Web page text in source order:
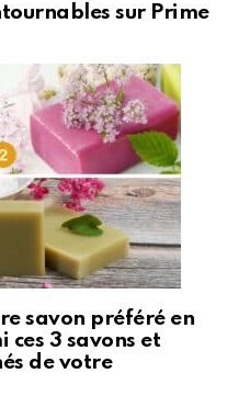
sur Prime
savon préféré en
ces 3 savons et
de votre